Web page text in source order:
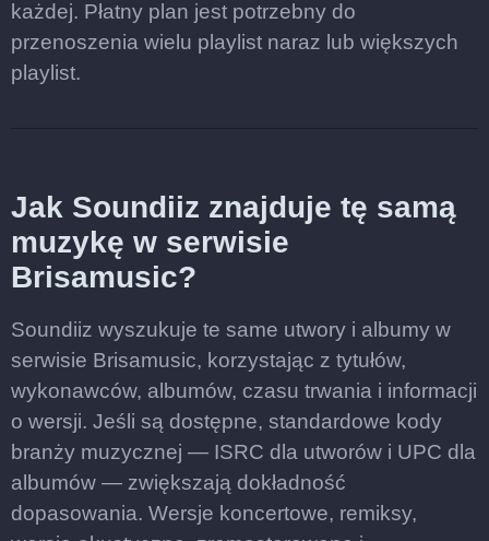
każdej. Płatny plan jest potrzebny do
przenoszenia wielu playlist naraz lub większych
playlist.
Jak Soundiiz znajduje tę samą
muzykę w serwisie
Brisamusic?
Soundiiz wyszukuje te same utwory i albumy w
serwisie Brisamusic, korzystając z tytułów,
wykonawców, albumów, czasu trwania i informacji
o wersji. Jeśli są dostępne, standardowe kody
branży muzycznej — ISRC dla utworów i UPC dla
albumów — zwiększają dokładność
dopasowania. Wersje koncertowe, remiksy,